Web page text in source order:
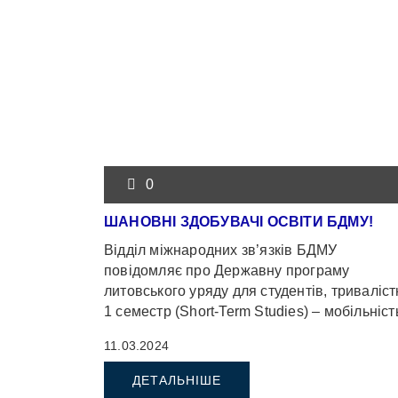
0
ШАНОВНІ ЗДОБУВАЧІ ОСВІТИ БДМУ!
Відділ міжнародних зв’язків БДМУ
повідомляє про Державну програму
литовського уряду для студентів,
1 семестр (Short-Term Studies) –
11.03.2024
ДЕТАЛЬНІШЕ